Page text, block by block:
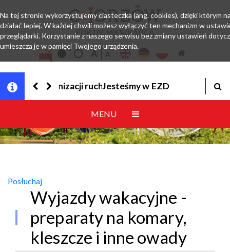
PORTAL MIESZKAŃCA
Jesteśmy w EZD
MENU
Posłuchaj
Wyjazdy wakacyjne -
preparaty na komary,
kleszcze i inne owady
Na tej stronie wykorzystujemy ciasteczka (ang. cookies), dzięki którym
działać lepiej. W każdej chwili możesz wyłączyć ten mechanizm w
przeglądarki. Korzystanie z naszego serwisu bez zmiany ustawień
umieszcza je w pamięci Twojego urządzenia.